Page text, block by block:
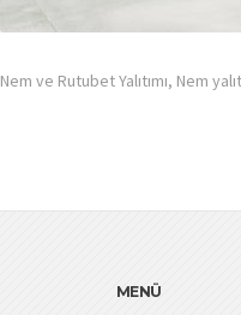
Nem ve Rutubet Yalıtımı, Nem
MENÜ